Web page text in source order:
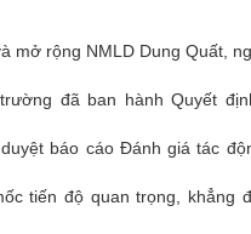
mở rộng NMLD Dung Quất,
đã ban hành Quyết
báo cáo Đánh giá tác
tiến độ quan trọng, khẳng